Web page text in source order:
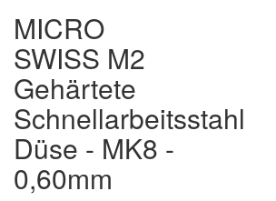
MICRO
SWISS M2
Gehärtete
Schnellarbeitsstahl
Düse - MK8 -
0,60mm